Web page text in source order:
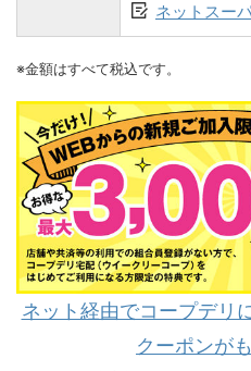
ネットスー
※金額はすべて税込です。
ネット経由でコープデリ
クーポンが